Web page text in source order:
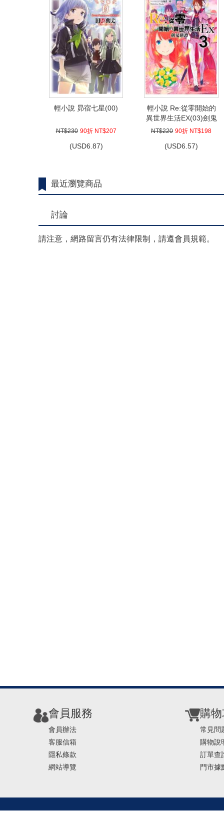
輕小說 昴宿七星(00)
NT$230 90折 NT$207
(USD6.87)
輕小說 Re:從零開始的
異世界生活EX(03)劍鬼
戀譚
NT$220 90折 NT$198
(USD6.57)
最近瀏覽商品
討論
請注意，網路留言仍有法律限制，請遵會員規範。
會員服務
會員辦法
客服信箱
隱私條款
網站導覽
購
常見問
購物說
訂單查
門市據